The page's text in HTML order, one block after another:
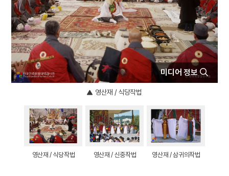
6 동학운동
7 세조
8 송하인물도
9
안상
10 일제강점기 미디어 정보
영산재 / 식당작법
영산재 / 식당작법 영산재 / 신중작법 영산재 / 삼귀의작법